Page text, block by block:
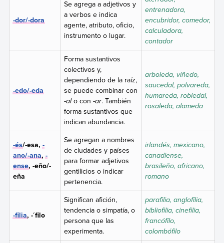
-dor/-dora
Se agrega a adjetivos y
a verbos e indica
agente, atributo, oficio,
instrumento o lugar.
entrenadora,
encubridor, comedor,
calculadora,
contador
-edo/-eda
Forma sustantivos
colectivos y,
dependiendo de la raíz,
se puede combinar con
-alo con -ar. También
forma sustantivos que
indican abundancia.
arboleda, viñedo,
saucedal, polvareda,
humareda, robledal,
rosaleda, alameda
-és/-esa,-
ano/-ana,-
ense, -eño/-
eña
Se agregan a nombres
de ciudades y países
para formar adjetivos
gentilicios o indicar
pertenencia.
irlandés, mexicano,
canadiense,
brasileño, africano,
romano
-filia, -´filo
Significan afición,
tendencia o simpatía, o
persona que las
experimenta.
parafilia, anglofilia,
bibliofilia, cinefilia,
francófilo,
colombófilo